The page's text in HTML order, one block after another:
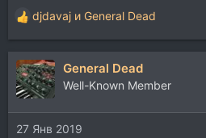
Р
е
а
к
ц
и
и
:
djdavaj и General Dead
General Dead
Well-Known Member
27 Янв 2019